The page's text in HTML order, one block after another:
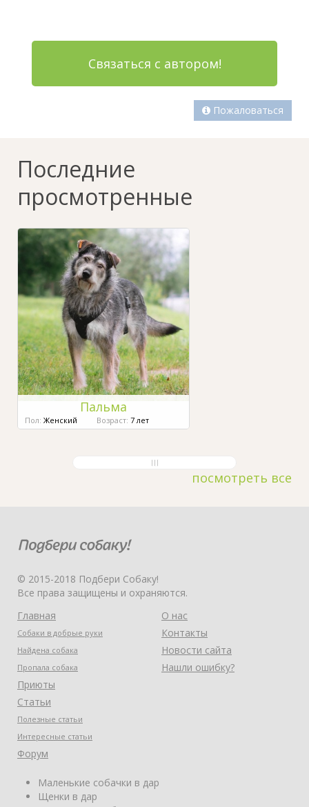
Связаться с автором!
Пожаловаться
Последние
просмотренные
Пальма
Пол: Женский Возраст: 7 лет
посмотреть все
© 2015-2018 Подбери Собаку!
Все права защищены и охраняются.
Главная
Собаки в добрые руки
Найдена собака
Пропала собака
Приюты
Статьи
Полезные статьи
Интересные статьи
Форум
О нас
Контакты
Новости сайта
Нашли ошибку?
Маленькие собачки в дар
Щенки в дар